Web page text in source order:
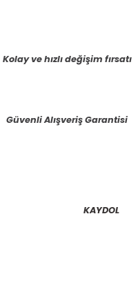
Kolay ve hızlı değişim fırsatı
Güvenli Alışveriş Garantisi
KAYDOL